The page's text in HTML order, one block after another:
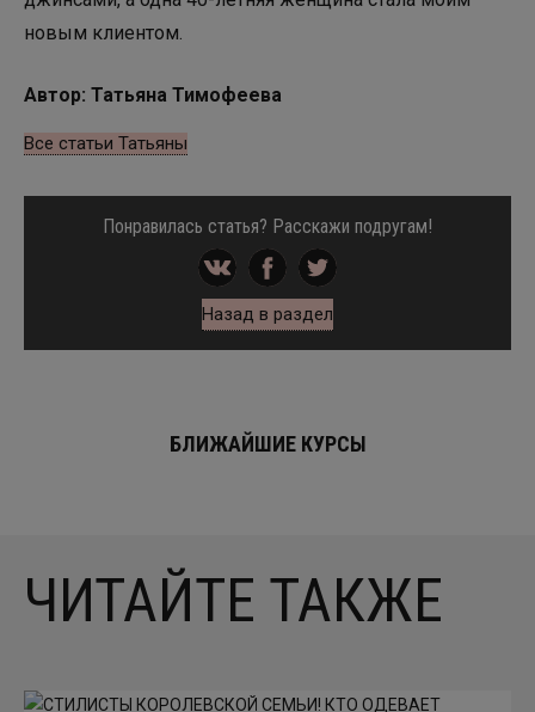
новым клиентом.
Автор: Татьяна Тимофеева
Все статьи Татьяны
Понравилась статья? Расскажи подругам!
Назад в раздел
БЛИЖАЙШИЕ КУРСЫ
ЧИТАЙТЕ ТАКЖЕ